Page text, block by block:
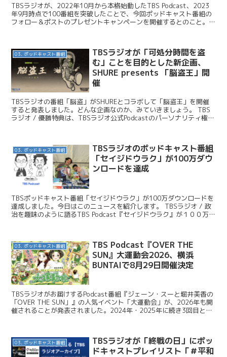
TBSラジオが、2022年10月から本格始動したTBS Podcast、2023
年9月時点で100番組を突破したことで、今回ポッドキャスト番組の
フォロー＆ポストのプレゼントキャンペーンを開催するとのこと。今
03. ポッドキャスト番組
TBSラジオが「可処分時間を盗
む」ことを目的とした新企画、
SHURE presents 「脳盗王」開
催
TBSラジオの番組「脳盗」がSHUREとコラボして「脳盗王」を開催
すると発表しました。どんな企画なのか、みていきましょう。 TBS
ラジオ / 優勝特典は、TBSラジオ公式Podcastのパーソナリティ権！
03. ポッドキャスト番組
TBSラジオのポッドキャスト番組
「セイジドウラク」が100万ダウ
ンロードを達成
TBSポッドキャスト番組「セイジドウラク」が100万ダウンロードを
達成しました。今日はこのニュースを紹介します。 TBSラジオ / 政
治を趣味のように語るTBS Podcast『セイジドウラク』が１００万ダ
03. ポッドキャスト番組
TBS Podcast『OVER THE
SUN』大運動会2026、横浜
BUNTAIで8月29日開催決定
TBSラジオがお届けするPodcast番組『ジェーン・スーと堀井美香の
「OVER THE SUN」』の人気イベント「大運動会」が、2026年も開
催されることが発表されました。2024年・2025年に続き3回目とな
03. ポッドキャスト番組
TBSラジオが「終戦の日」にポッ
ドキャストプレイリスト「＃平和